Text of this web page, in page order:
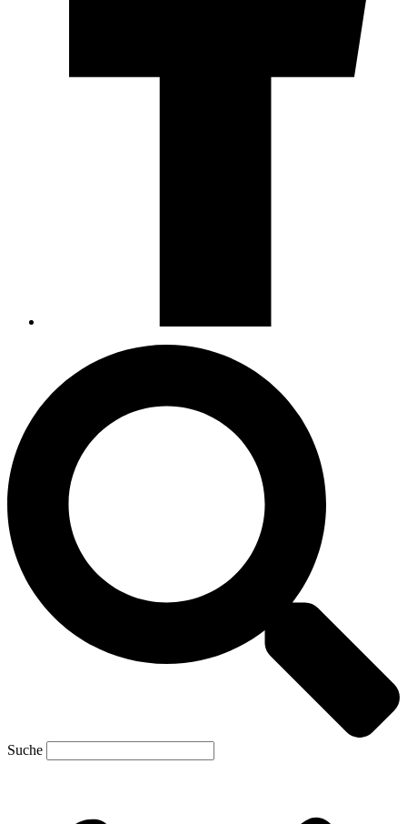
Suche